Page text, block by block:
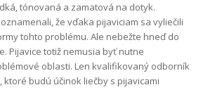
tónovaná a zamatová na dotyk.
že vďaka pijaviciam sa vyliečili
tohto problému. Ale nebežte hneď do
Pijavice totiž nemusia byť nutne
oblasti. Len kvalifikovaný odborník
budú účinok liečby s pijavicami